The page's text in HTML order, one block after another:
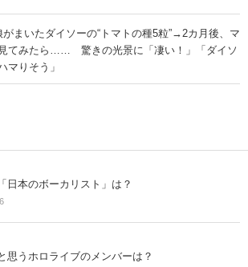
がまいたダイソーの“トマトの種5粒”→2カ月後、マ
てみたら…… 驚きの光景に「凄い！」「ダイソ
マりそう」
日本のボーカリスト」は？
思うホロライブのメンバーは？